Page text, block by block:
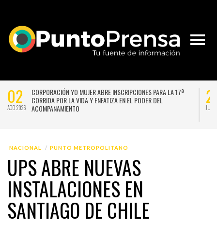
02
AGO 2026
CORPORACIÓN YO MUJER ABRE INSCRIPCIONES PARA LA 17ª
CORRIDA POR LA VIDA Y ENFATIZA EN EL PODER DEL
ACOMPAÑAMIENTO
JUL
NACIONAL PUNTO METROPOLITANO
UPS ABRE NUEVAS
INSTALACIONES EN
SANTIAGO DE CHILE